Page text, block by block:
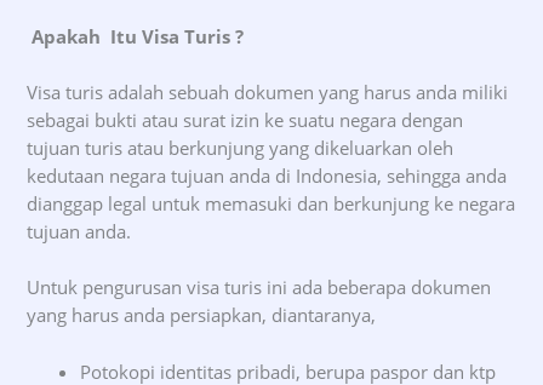
Apakah Itu Visa Turis?
Visa turis adalah sebuah dokumen yang harus anda miliki
sebagai bukti atau surat izin ke suatu negara dengan
tujuan turis atau berkunjung yang dikeluarkan oleh
kedutaan negara tujuan anda di Indonesia, sehingga anda
dianggap legal untuk memasuki dan berkunjung ke negara
tujuan anda.
Untuk pengurusan visa turis ini ada beberapa dokumen
yang harus anda persiapkan, diantaranya,
Potokopi identitas pribadi, berupa paspor dan ktp